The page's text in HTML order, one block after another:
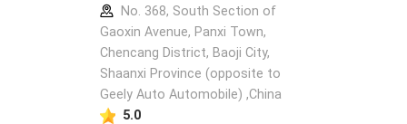
No. 368, South Section of
Gaoxin Avenue, Panxi Town,
Chencang District, Baoji City,
Shaanxi Province (opposite to
Geely Auto Automobile) ,China
5.0